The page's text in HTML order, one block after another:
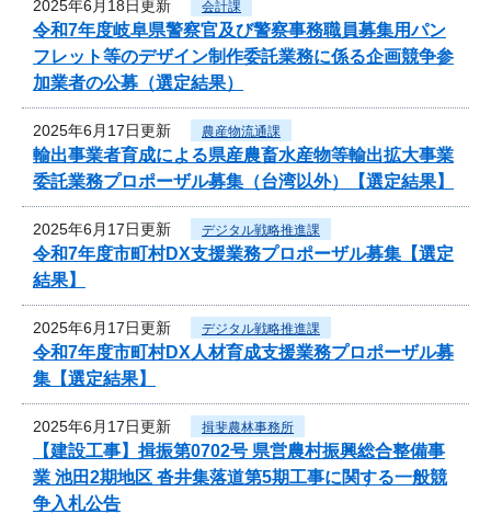
2025年6月18日更新 会計課
令和7年度岐阜県警察官及び警察事務職員募集用パン
フレット等のデザイン制作委託業務に係る企画競争参
加業者の公募（選定結果）
2025年6月17日更新 農産物流通課
輸出事業者育成による県産農畜水産物等輸出拡大事業
委託業務プロポーザル募集（台湾以外）【選定結果】
2025年6月17日更新 デジタル戦略推進課
令和7年度市町村DX支援業務プロポーザル募集【選定
結果】
2025年6月17日更新 デジタル戦略推進課
令和7年度市町村DX人材育成支援業務プロポーザル募
集【選定結果】
2025年6月17日更新 揖斐農林事務所
【建設工事】揖振第0702号 県営農村振興総合整備事
業 池田2期地区 沓井集落道第5期工事に関する一般競
争入札公告